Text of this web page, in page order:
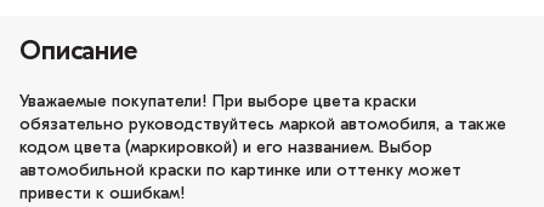
Описание
Уважаемые покупатели! При выборе цвета краски
обязательно руководствуйтесь маркой автомобиля, а также
кодом цвета (маркировкой) и его названием. Выбор
автомобильной краски по картинке или оттенку может
привести к ошибкам!